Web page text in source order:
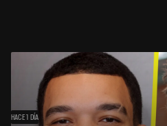
HACE 1 DÍA